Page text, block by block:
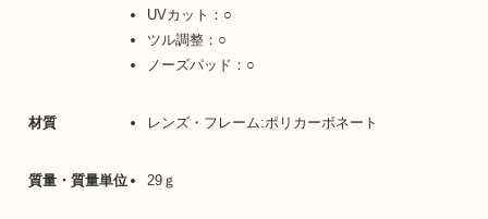
UVカット：○
ツル調整：○
ノーズパッド：○
材質 レンズ・フレーム:ポリカーボネート
質量・質量単位 29ｇ